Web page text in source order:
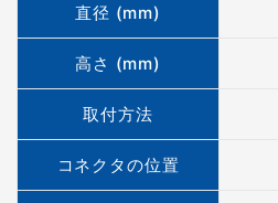
直径 (mm)
高さ (mm)
取付方法
コネクタの位置